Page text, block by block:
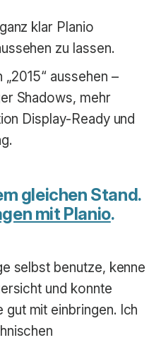
klar Planio
zu lassen.
aussehen –
Shadows, mehr
Display-Ready und
gleichen Stand.
mit Planio.
selbst benutze, kenne
und konnte
gut mit einbringen. Ich